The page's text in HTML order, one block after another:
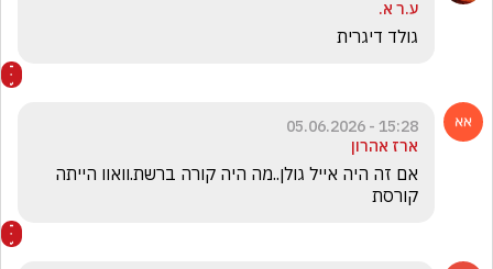
ע.ר א.
גולד דיגרית
15:28 - 05.06.2026
ארז אהרון
קורסת